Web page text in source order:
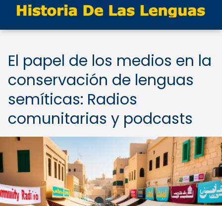
El papel de los medios en la
conservación de lenguas
semíticas: Radios
comunitarias y podcasts